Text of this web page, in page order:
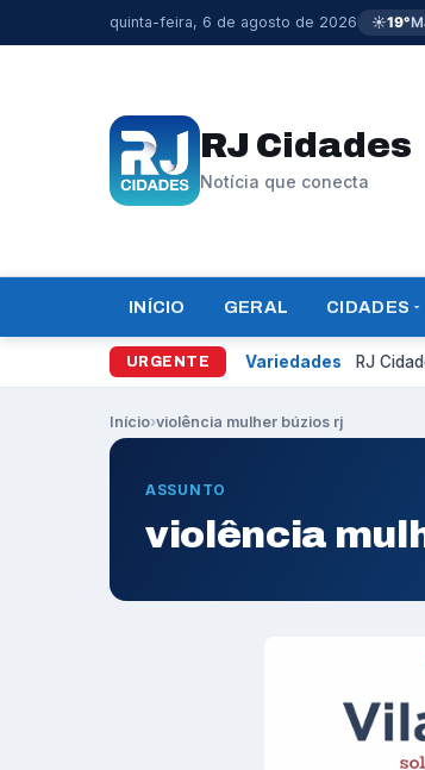
quinta-feira, 6 de agosto de 2026 ☀️19°
RJ Cidades
Notícia que conecta
INÍCIO GERAL CIDADES
URGENTE Variedades RJ
Início›violência mulher búzios rj
ASSUNTO
violência